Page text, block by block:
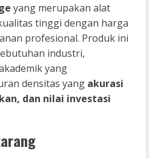
yang merupakan alat
tinggi dengan harga
profesional. Produk ini
industri,
yang
densitas yang akurasi
dan nilai investasi